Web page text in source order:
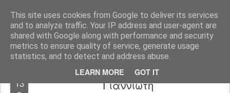
This site uses cookies from Google to deliver its services
and to analyze traffic. Your IP address and user-agent are
shared with Google along with performance and security
metrics to ensure quality of service, generate usage
statistics, and to detect and address abuse.
LEARN MORE GOT IT
Ιδιωτικό Δημοτικό Σχολείο "Ι.Μ.ΔΕΛΑΣΑΛ"
13
Διαδικτυακή συνάντηση με τον Σπύρο
Γιαννιώτη